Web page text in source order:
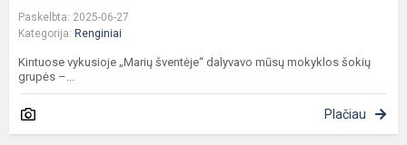
Paskelbta: 2025-06-27
Kategorija: Renginiai
Kintuose vykusioje „Marių šventėje“ dalyvavo mūsų mokyklos šokių
grupės –...
Plačiau